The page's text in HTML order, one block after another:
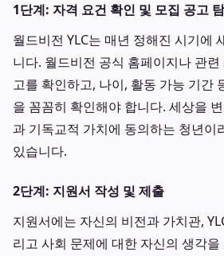
1단계: 자격 요건 확인 및 모집 공고
월드비전 YLC는 매년 정해진 시기에
니다. 월드비전 공식 홈페이지나 관
고를 확인하고, 나이, 활동 가능 기간
을 꼼꼼히 확인해야 합니다. 세상을
과 기독교적 가치에 동의하는 청년이
있습니다.
2단계: 지원서 작성 및 제출
지원서에는 자신의 비전과 가치관,
리고 사회 문제에 대한 자신의 생각